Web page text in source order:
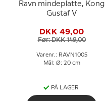
Ravn mindeplatte, Kong
Gustaf V
DKK 49,00
Før: DKK 149,00
Varenr.: RAVN1005
Mål: Ø: 20 cm
PÅ LAGER